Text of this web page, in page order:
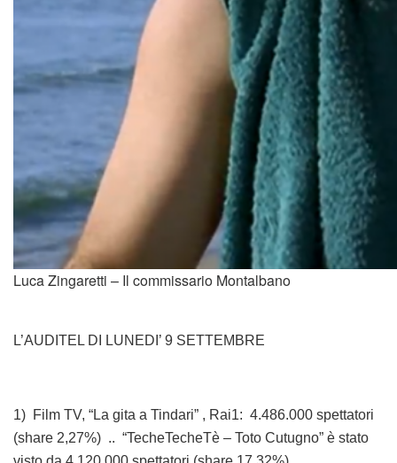
Luca Zingaretti – Il commissario Montalbano
L’AUDITEL DI LUNEDI’ 9 SETTEMBRE
1) Film TV, “La gita a Tindari” , Rai1: 4.486.000 spettatori
(share 2,27%) .. “TecheTecheTè – Toto Cutugno” è stato